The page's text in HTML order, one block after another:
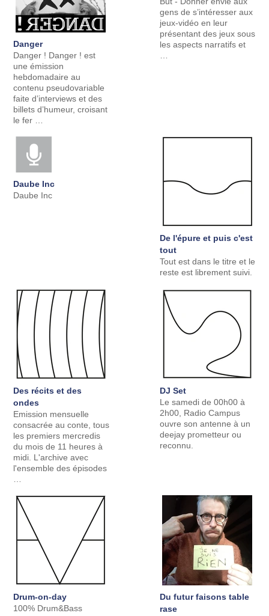
Danger
Danger ! Danger ! est
une émission
hebdomadaire au
contenu pseudovariable
faite d’interviews et des
billets d’humeur, croisant
le fer …
gens de s’intéresser aux
jeux-vidéo en leur
présentant des jeux sous
les aspects narratifs et
Daube Inc
Daube Inc
De l'épure et puis c'est
tout
Tout est dans le titre et le
reste est librement suivi.
Des récits et des
ondes
Emission mensuelle
consacrée au conte, tous
les premiers mercredis
du mois de 11 heures à
midi. L'archive avec
l'ensemble des épisodes
DJ Set
Le samedi de 00h00 à
2h00, Radio Campus
ouvre son antenne à un
deejay prometteur ou
reconnu.
Drum-on-day
100% Drum&Bass
Du futur faisons table
rase